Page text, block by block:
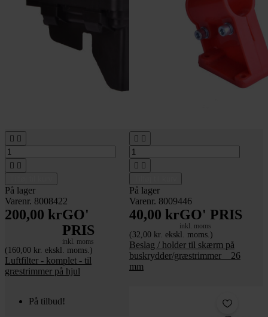
 
 
På lager
Varenr. 8008422
200,00 krGO'
PRIS
inkl. moms
(160,00 kr. ekskl. moms.)
Luftfilter - komplet - til
græstrimmer på hjul
 
 
På lager
Varenr. 8009446
40,00 krGO' PRIS
inkl. moms
(32,00 kr. ekskl. moms.)
Beslag / holder til skærm på
buskrydder/græstrimmer _ 26
mm
På tilbud!